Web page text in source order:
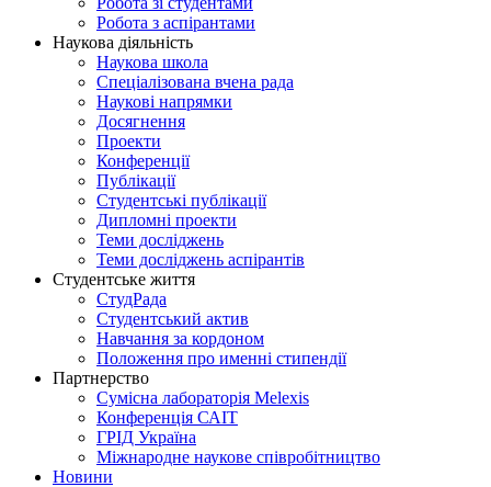
Робота з аспірантами
Наукова діяльність
Наукова школа
Спеціалізована вчена рада
Наукові напрямки
Досягнення
Проекти
Конференції
Публікації
Студентські публікації
Дипломні проекти
Теми досліджень
Теми досліджень аспірантів
Студентське життя
СтудРада
Студентський актив
Навчання за кордоном
Положення про именні стипендії
Партнерство
Сумісна лабораторія Melexis
Конференція САІТ
ГРІД Україна
Міжнародне наукове співробітництво
Новини